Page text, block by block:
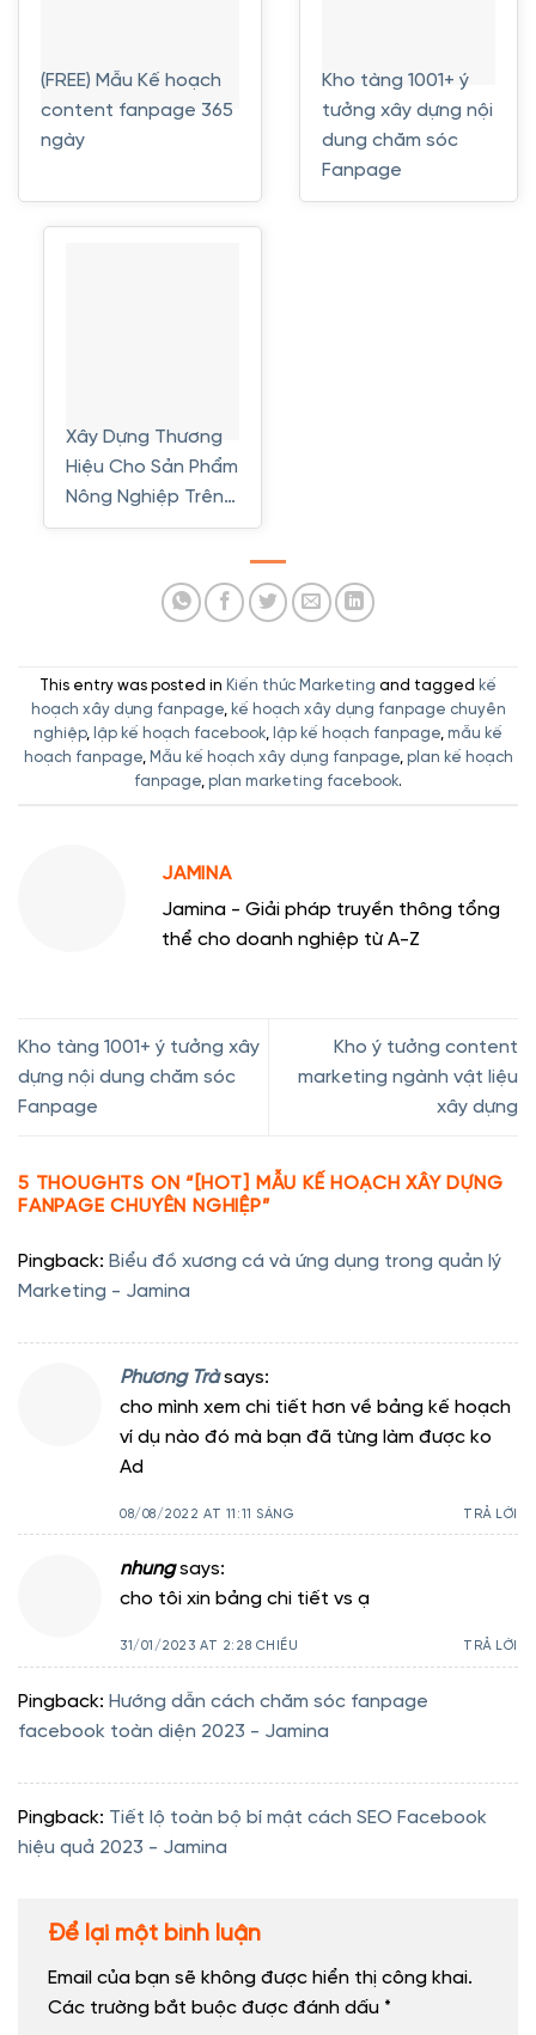
(FREE) Mẫu Kế hoạch
content fanpage 365
ngày
Kho tàng 1001+ ý
tưởng xây dựng nội
dung chăm sóc
Fanpage
Xây Dựng Thương
Hiệu Cho Sản Phẩm
Nông Nghiệp Trên…
This entry was posted in Kiến thức Marketing and tagged kế
hoạch xây dựng fanpage, kế hoạch xây dựng fanpage chuyên
nghiệp, lập kế hoạch facebook, lập kế hoạch fanpage, mẫu kế
hoạch fanpage, Mẫu kế hoạch xây dựng fanpage, plan kế hoạch
fanpage, plan marketing facebook.
JAMINA
Jamina - Giải pháp truyền thông tổng
thể cho doanh nghiệp từ A-Z
Kho tàng 1001+ ý tưởng xây
dựng nội dung chăm sóc
Fanpage
Kho ý tưởng content
marketing ngành vật liệu
xây dựng
5 THOUGHTS ON “[HOT] MẪU KẾ HOẠCH XÂY DỰNG
FANPAGE CHUYÊN NGHIỆP”
Pingback: Biểu đồ xương cá và ứng dụng trong quản lý
Marketing - Jamina
Phương Trà says:
cho mình xem chi tiết hơn về bảng kế hoạch
ví dụ nào đó mà bạn đã từng làm được ko
Ad
08/08/2022 AT 11:11 SÁNG TRẢ LỜI
nhung says:
cho tôi xin bảng chi tiết vs ạ
31/01/2023 AT 2:28 CHIỀU TRẢ LỜI
Pingback: Hướng dẫn cách chăm sóc fanpage
facebook toàn diện 2023 - Jamina
Pingback: Tiết lộ toàn bộ bí mật cách SEO Facebook
hiệu quả 2023 - Jamina
Để lại một bình luận
Email của bạn sẽ không được hiển thị công khai.
Các trường bắt buộc được đánh dấu *